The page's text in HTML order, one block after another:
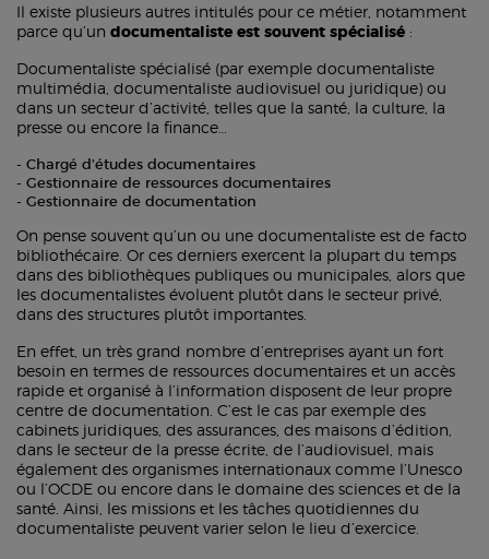
Il existe plusieurs autres intitulés pour ce métier, notamment
parce qu’un documentaliste est souvent spécialisé :
Documentaliste spécialisé (par exemple documentaliste
multimédia, documentaliste audiovisuel ou juridique) ou
dans un secteur d’activité, telles que la santé, la culture, la
presse ou encore la finance…
Chargé d’études documentaires
Gestionnaire de ressources documentaires
Gestionnaire de documentation
On pense souvent qu’un ou une documentaliste est de facto
bibliothécaire. Or ces derniers exercent la plupart du temps
dans des bibliothèques publiques ou municipales, alors que
les documentalistes évoluent plutôt dans le secteur privé,
dans des structures plutôt importantes.
En effet, un très grand nombre d’entreprises ayant un fort
besoin en termes de ressources documentaires et un accès
rapide et organisé à l’information disposent de leur propre
centre de documentation. C’est le cas par exemple des
cabinets juridiques, des assurances, des maisons d’édition,
dans le secteur de la presse écrite, de l’audiovisuel, mais
également des organismes internationaux comme l’Unesco
ou l’OCDE ou encore dans le domaine des sciences et de la
santé. Ainsi, les missions et les tâches quotidiennes du
documentaliste peuvent varier selon le lieu d’exercice.